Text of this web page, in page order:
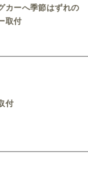
カーへ季節はずれの
取付
付